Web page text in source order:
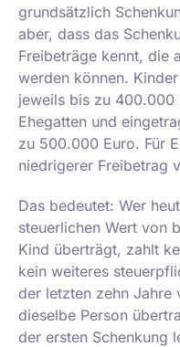
grundsätzlich
aber, dass das
Freibeträge kennt, die
werden können.
jeweils bis zu 400.000
Ehegatten und
zu 500.000 Euro. Für
niedrigerer Freibetrag
Das bedeutet: Wer
steuerlichen Wert von
Kind überträgt, zahlt
kein weiteres
der letzten zehn Jahre
dieselbe Person
der ersten Schenkung